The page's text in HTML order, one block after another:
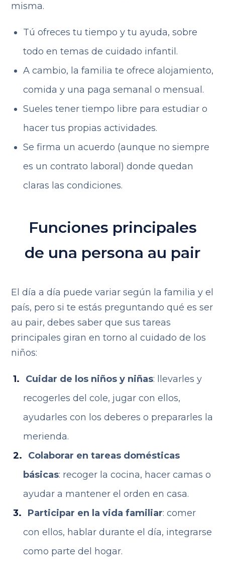
misma.
Tú ofreces tu tiempo y tu ayuda, sobre
todo en temas de cuidado infantil.
A cambio, la familia te ofrece alojamiento,
comida y una paga semanal o mensual.
Sueles tener tiempo libre para estudiar o
hacer tus propias actividades.
Se firma un acuerdo (aunque no siempre
es un contrato laboral) donde quedan
claras las condiciones.
Funciones principales
de una persona au pair
El día a día puede variar según la familia y el
país, pero si te estás preguntando qué es ser
au pair, debes saber que sus tareas
principales giran en torno al cuidado de los
niños:
Cuidar de los niños y niñas: llevarles y
recogerles del cole, jugar con ellos,
ayudarles con los deberes o prepararles la
merienda.
Colaborar en tareas domésticas
básicas: recoger la cocina, hacer camas o
ayudar a mantener el orden en casa.
Participar en la vida familiar: comer
con ellos, hablar durante el día, integrarse
como parte del hogar.